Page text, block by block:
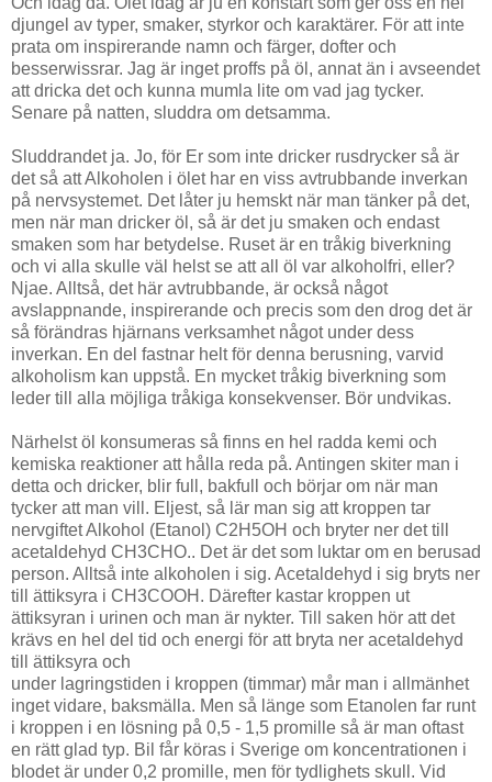
djungel av typer, smaker, styrkor och karaktärer. För att inte
prata om inspirerande namn och färger, dofter och
besserwissrar. Jag är inget proffs på öl, annat än i avseendet
att dricka det och kunna mumla lite om vad jag tycker.
Senare på natten, sluddra om detsamma.
Sluddrandet ja. Jo, för Er som inte dricker rusdrycker så är
det så att Alkoholen i ölet har en viss avtrubbande inverkan
på nervsystemet. Det låter ju hemskt när man tänker på det,
men när man dricker öl, så är det ju smaken och endast
smaken som har betydelse. Ruset är en tråkig biverkning
och vi alla skulle väl helst se att all öl var alkoholfri, eller?
Njae. Alltså, det här avtrubbande, är också något
avslappnande, inspirerande och precis som den drog det är
så förändras hjärnans verksamhet något under dess
inverkan. En del fastnar helt för denna berusning, varvid
alkoholism kan uppstå. En mycket tråkig biverkning som
leder till alla möjliga tråkiga konsekvenser. Bör undvikas.
Närhelst öl konsumeras så finns en hel radda kemi och
kemiska reaktioner att hålla reda på. Antingen skiter man i
detta och dricker, blir full, bakfull och börjar om när man
tycker att man vill. Eljest, så lär man sig att kroppen tar
nervgiftet Alkohol (Etanol) C2H5OH och bryter ner det till
acetaldehyd CH3CHO.. Det är det som luktar om en berusad
person. Alltså inte alkoholen i sig. Acetaldehyd i sig bryts ner
till ättiksyra i CH3COOH. Därefter kastar kroppen ut
ättiksyran i urinen och man är nykter. Till saken hör att det
krävs en hel del tid och energi för att bryta ner acetaldehyd
till ättiksyra och
under lagringstiden i kroppen (timmar) mår man i allmänhet
inget vidare, baksmälla. Men så länge som Etanolen far runt
i kroppen i en lösning på 0,5 - 1,5 promille så är man oftast
en rätt glad typ. Bil får köras i Sverige om koncentrationen i
blodet är under 0,2 promille, men för tydlighets skull. Vid